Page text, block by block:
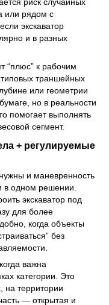
риск случайных
или рядом с
экскаватор
и в разных
“плюс” к рабочим
траншейных
или геометрии
но в реальности
помогает выполнять
сегмент.
+ регулируемые
и маневренность
в одном решении.
экскаватор под
для более
когда объекты
без
важна
категории. Это
на территории
— открытая и